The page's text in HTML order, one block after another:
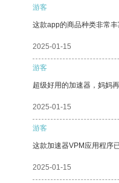
游客
这款app的商品种类非常丰
2025-01-15
游客
超级好用的加速器，妈妈
2025-01-15
游客
这款加速器VPM应用程序
2025-01-15